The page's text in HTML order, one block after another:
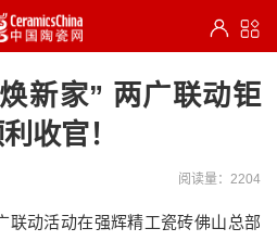
新家” 两广联动钜
收官！
阅读量：2204
联动活动在强辉精工瓷砖佛山总部